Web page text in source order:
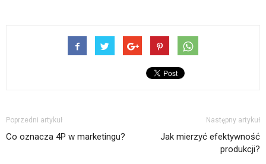
Poprzedni artykuł
Co oznacza 4P w marketingu?
Następny artykuł
Jak mierzyć efektywność
produkcji?